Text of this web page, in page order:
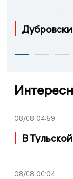
08/08 04:59
В
08/08 00:04